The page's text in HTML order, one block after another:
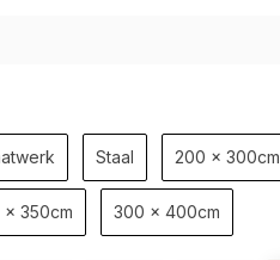
Staal 200 x 300cm
x 350cm 300 x 400cm